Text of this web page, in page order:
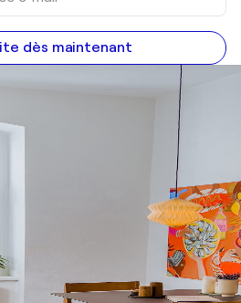
dès maintenant